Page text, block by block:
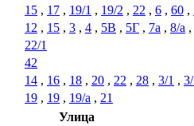
15 , 17 , 19/1 , 19/2 , 22 , 6 , 60 ,
12 , 15 , 3 , 4 , 5В , 5Г , 7а , 8/а ,
22/1
42
14 , 16 , 18 , 20 , 22 , 28 , 3/1 ,
19 , 19 , 19/а , 21
Улица